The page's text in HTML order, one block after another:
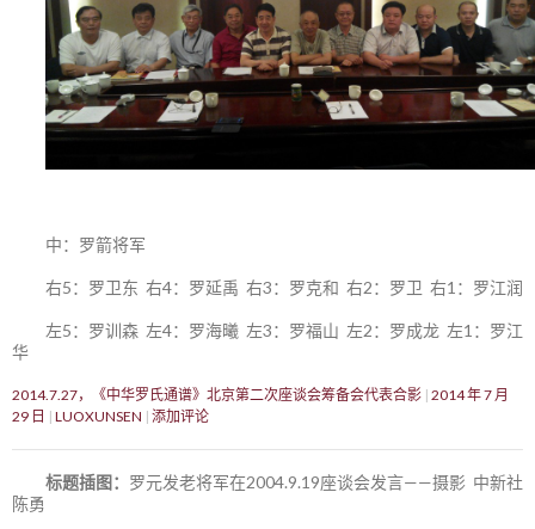
中：罗箭将军
右5：罗卫东 右4：罗延禹 右3：罗克和 右2：罗卫 右1：罗江润
左5：罗训森 左4：罗海曦 左3：罗福山 左2：罗成龙 左1：罗江
华
2014.7.27，《中华罗氏通谱》北京第二次座谈会筹备会代表合影 2014 年 7 月
29 日
LUOXUNSEN 添加评论
标题插图： 罗元发老将军在2004.9.19座谈会发言——摄影 中新社
陈勇